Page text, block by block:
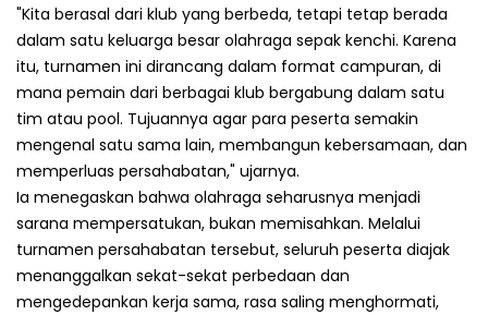
"Kita berasal dari klub yang berbeda, tetapi tetap berada
dalam satu keluarga besar olahraga sepak kenchi. Karena
itu, turnamen ini dirancang dalam format campuran, di
mana pemain dari berbagai klub bergabung dalam satu
tim atau pool. Tujuannya agar para peserta semakin
mengenal satu sama lain, membangun kebersamaan, dan
memperluas persahabatan," ujarnya.
Ia menegaskan bahwa olahraga seharusnya menjadi
sarana mempersatukan, bukan memisahkan. Melalui
turnamen persahabatan tersebut, seluruh peserta diajak
menanggalkan sekat-sekat perbedaan dan
mengedepankan kerja sama, rasa saling menghormati,